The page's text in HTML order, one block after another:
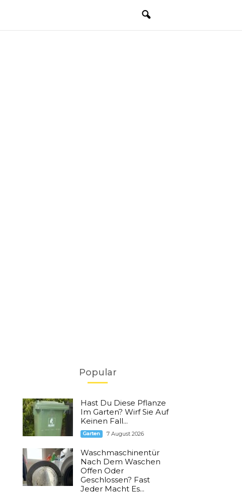
Popular
Hast Du Diese Pflanze
Im Garten? Wirf Sie Auf
Keinen Fall...
Garten 7 August 2026
Waschmaschinentür
Nach Dem Waschen
Offen Oder
Geschlossen? Fast
Jeder Macht Es...